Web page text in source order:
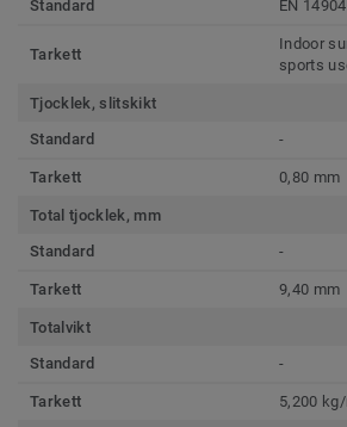
Standard
EN 14904
Tarkett
Indoor
sports
Tjocklek, slitskikt
Standard
-
Tarkett 0,80 mm
Total tjocklek, mm
Standard
-
Tarkett 9,40 mm
Totalvikt
Standard
-
Tarkett 5,200 kg/